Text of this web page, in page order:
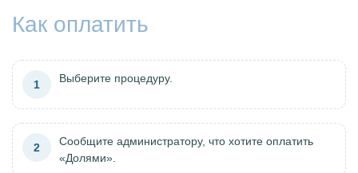
Как оплатить
1 Выберите процедуру.
2
Сообщите администратору, что хотите оплатить
«Долями».